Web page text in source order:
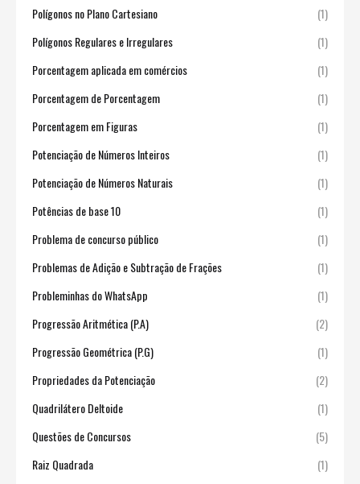
Polígonos no Plano Cartesiano
(1)
Polígonos Regulares e Irregulares
(1)
Porcentagem aplicada em comércios
(1)
Porcentagem de Porcentagem
(1)
Porcentagem em Figuras
(1)
Potenciação de Números Inteiros
(1)
Potenciação de Números Naturais
(1)
Potências de base 10
(1)
Problema de concurso público
(1)
Problemas de Adição e Subtração de Frações
(1)
Probleminhas do WhatsApp
(1)
Progressão Aritmética (P.A)
(2)
Progressão Geométrica (P.G)
(1)
Propriedades da Potenciação
(2)
Quadrilátero Deltoide
(1)
Questões de Concursos
(5)
Raiz Quadrada
(1)